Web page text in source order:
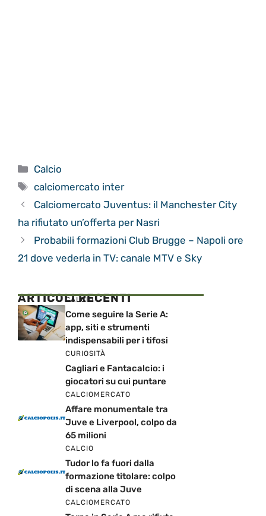
Categorie
Calcio
Tag
calciomercato inter
Calciomercato Juventus: il Manchester City
ha rifiutato un’offerta per Nasri
Probabili formazioni Club Brugge – Napoli ore
21 dove vederla in TV: canale MTV e Sky
ARTICOLI RECENTI
CALCIO
Come seguire la Serie A:
app, siti e strumenti
indispensabili per i tifosi
CURIOSITÀ
Cagliari e Fantacalcio: i
giocatori su cui puntare
CALCIOMERCATO
Affare monumentale tra
Juve e Liverpool, colpo da
65 milioni
CALCIO
Tudor lo fa fuori dalla
formazione titolare: colpo
di scena alla Juve
CALCIOMERCATO